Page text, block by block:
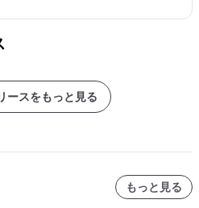
ースをもっと見る
もっと見る